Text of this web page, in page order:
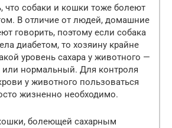
что собаки и кошки тоже болеют
В отличие от людей, домашние
говорить, поэтому если собака
диабетом, то хозяину крайне
уровень сахара у животного —
нормальный. Для контроля
у животного пользоваться
жизненно необходимо.
болеющей сахарным